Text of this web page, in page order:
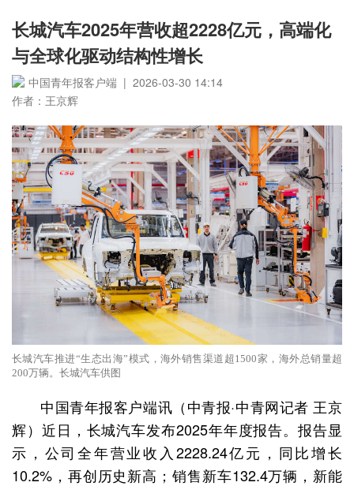
长城汽车2025年营收超2228亿元，高端化
与全球化驱动结构性增长
中国青年报客户端 | 2026-03-30 14:14
作者：王京辉
长城汽车推进“生态出海”模式，海外销售渠道超1500家，海外总销量超
200万辆。长城汽车供图
中国青年报客户端讯（中青报·中青网记者 王京
辉）近日，长城汽车发布2025年年度报告。报告显
示，公司全年营业收入2228.24亿元，同比增长
10.2%，再创历史新高；销售新车132.4万辆，新能